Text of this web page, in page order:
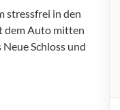
stressfrei in den
dem Auto mitten
Schloss und